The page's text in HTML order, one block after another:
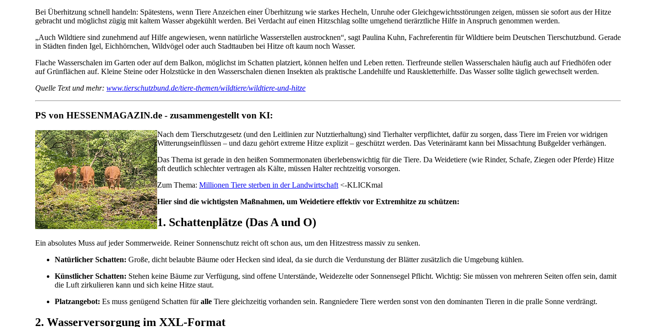
Bei Überhitzung schnell handeln: Spätestens, wenn Tiere Anzeichen einer Überhitzung wie starkes Hecheln, Unruhe oder Gleichgewichtsstörungen zeigen, müssen sie sofort aus der Hitze
gebracht und möglichst zügig mit kaltem Wasser abgekühlt werden. Bei Verdacht auf einen Hitzschlag sollte umgehend tierärztliche Hilfe in Anspruch genommen werden.
„Auch Wildtiere sind zunehmend auf Hilfe angewiesen, wenn natürliche Wasserstellen austrocknen“, sagt Paulina Kuhn, Fachreferentin für Wildtiere beim Deutschen Tierschutzbund. Gerade
in Städten finden Igel, Eichhörnchen, Wildvögel oder auch Stadttauben bei Hitze oft kaum noch Wasser.
Flache Wasserschalen im Garten oder auf dem Balkon, möglichst im Schatten platziert, können helfen und Leben retten. Tierfreunde stellen Wasserschalen häufig auch auf Friedhöfen oder
auf Grünflächen auf. Kleine Steine oder Holzstücke in den Wasserschalen dienen Insekten als praktische Landehilfe und Rauskletterhilfe. Das Wasser sollte täglich gewechselt werden.
Quelle Text und mehr: www.tierschutzbund.de/tiere-themen/wildtiere/wildtiere-und-hitze
PS von HESSENMAGAZIN.de - zusammengestellt von KI:
Nach dem Tierschutzgesetz (und den Leitlinien zur Nutztierhaltung) sind Tierhalter verpflichtet, dafür zu sorgen, dass Tiere im Freien vor widrigen
Witterungseinflüssen – und dazu gehört extreme Hitze explizit – geschützt werden. Das Veterinäramt kann bei Missachtung Bußgelder verhängen.
Das Thema ist gerade in den heißen Sommermonaten überlebenswichtig für die Tiere. Da Weidetiere (wie Rinder, Schafe, Ziegen oder Pferde) Hitze
oft deutlich schlechter vertragen als Kälte, müssen Halter rechtzeitig vorsorgen.
Zum Thema: Millionen Tiere sterben in der Landwirtschaft <-KLICKmal
Hier sind die wichtigsten Maßnahmen, um Weidetiere effektiv vor Extremhitze zu schützen:
1. Schattenplätze (Das A und O)
Ein absolutes Muss auf jeder Sommerweide. Reiner Sonnenschutz reicht oft schon aus, um den Hitzestress massiv zu senken.
Natürlicher Schatten: Große, dicht belaubte Bäume oder Hecken sind ideal, da sie durch die Verdunstung der Blätter zusätzlich die Umgebung kühlen.
Künstlicher Schatten: Stehen keine Bäume zur Verfügung, sind offene Unterstände, Weidezelte oder Sonnensegel Pflicht. Wichtig: Sie müssen von mehreren Seiten offen sein, damit
die Luft zirkulieren kann und sich keine Hitze staut.
Platzangebot: Es muss genügend Schatten füralle Tiere gleichzeitig vorhanden sein. Rangniedere Tiere werden sonst von den dominanten Tieren in die pralle Sonne verdrängt.
2. Wasserversorgung im XXL-Format